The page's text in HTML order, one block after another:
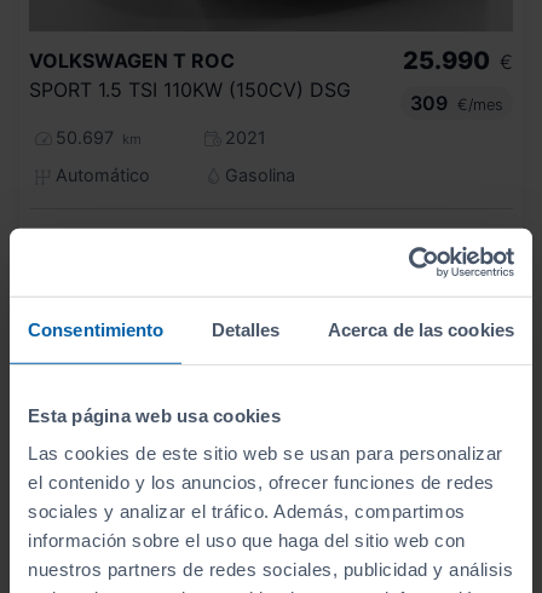
Consentimiento Detalles Acerca de las cookies
Esta página web usa cookies
Las cookies de este sitio web se usan para personalizar
el contenido y los anuncios, ofrecer funciones de redes
sociales y analizar el tráfico. Además, compartimos
información sobre el uso que haga del sitio web con
nuestros partners de redes sociales, publicidad y análisis
VOLKSWAGEN T ROC
SPORT 1.5 TSI 110KW (150CV) DSG
50.697 km
2021
Automático
Gasolina
25.990 €
309
€/mes